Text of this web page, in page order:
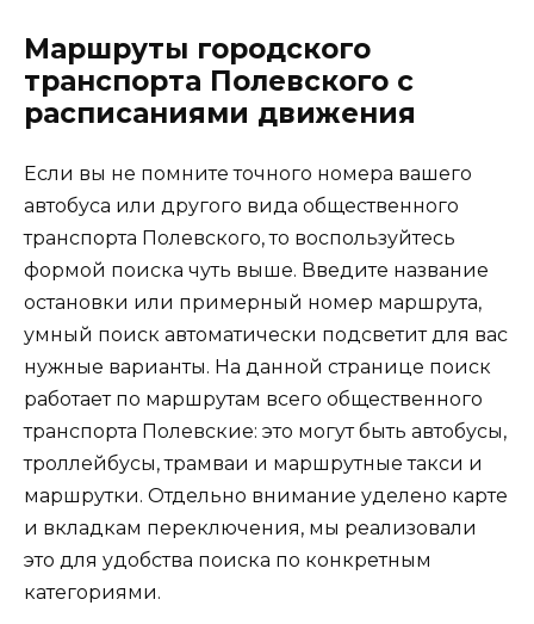
Маршруты городского
транспорта Полевского с
расписаниями движения
Если вы не помните точного номера вашего
автобуса или другого вида общественного
транспорта Полевского, то воспользуйтесь
формой поиска чуть выше. Введите название
остановки или примерный номер маршрута,
умный поиск автоматически подсветит для вас
нужные варианты. На данной странице поиск
работает по маршрутам всего общественного
транспорта Полевские: это могут быть автобусы,
троллейбусы, трамваи и маршрутные такси и
маршрутки. Отдельно внимание уделено карте
и вкладкам переключения, мы реализовали
это для удобства поиска по конкретным
категориями.